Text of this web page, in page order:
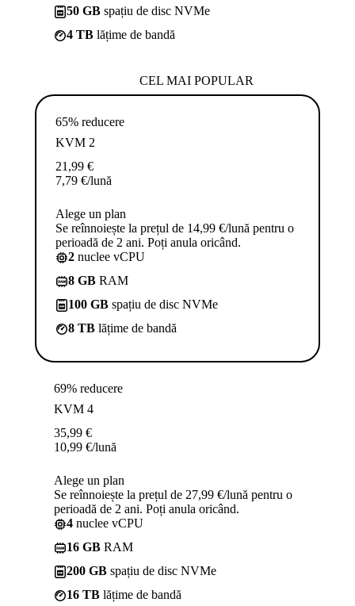
50 GB spațiu de disc NVMe
4 TB lățime de bandă
CEL MAI POPULAR
65% reducere
KVM 2
21,99 €
7,79 €/lună
Alege un plan
Se reînnoiește la prețul de 14,99 €/lună pentru o
perioadă de 2 ani. Poți anula oricând.
2 nuclee vCPU
8 GB RAM
100 GB spațiu de disc NVMe
8 TB lățime de bandă
69% reducere
KVM 4
35,99 €
10,99 €/lună
Alege un plan
Se reînnoiește la prețul de 27,99 €/lună pentru o
perioadă de 2 ani. Poți anula oricând.
4 nuclee vCPU
16 GB RAM
200 GB spațiu de disc NVMe
16 TB lățime de bandă